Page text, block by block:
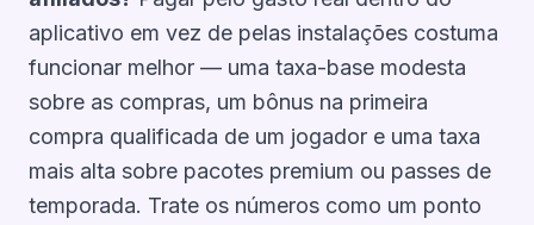
aplicativo em vez de pelas instalações costuma
funcionar melhor — uma taxa-base modesta
sobre as compras, um bônus na primeira
compra qualificada de um jogador e uma taxa
mais alta sobre pacotes premium ou passes de
temporada. Trate os números como um ponto